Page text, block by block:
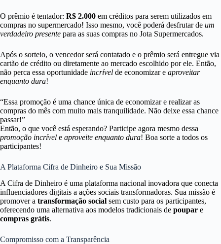
O prêmio é tentador: R$ 2.000 em créditos para serem utilizados em
compras no supermercado! Isso mesmo, você poderá desfrutar de um
verdadeiro presente para as suas compras no Jota Supermercados.
Após o sorteio, o vencedor será contatado e o prêmio será entregue via
cartão de crédito ou diretamente ao mercado escolhido por ele. Então,
não perca essa oportunidade incrível de economizar e aproveitar
enquanto dura!
“Essa promoção é uma chance única de economizar e realizar as
compras do mês com muito mais tranquilidade. Não deixe essa chance
passar!”
Então, o que você está esperando? Participe agora mesmo dessa
promoção incrível e aproveite enquanto dura! Boa sorte a todos os
participantes!
A Plataforma Cifra de Dinheiro e Sua Missão
A Cifra de Dinheiro é uma plataforma nacional inovadora que conecta
influenciadores digitais a ações sociais transformadoras. Sua missão é
promover a transformação social sem custo para os participantes,
oferecendo uma alternativa aos modelos tradicionais de poupar e
compras grátis.
Compromisso com a Transparência